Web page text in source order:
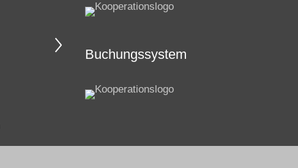
Buchungssystem